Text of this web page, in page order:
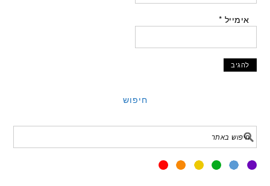
אימייל *
חיפוש